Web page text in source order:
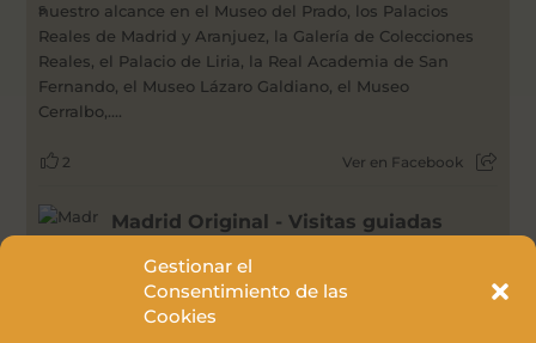
Gestionar el
Consentimiento de las
Cookies
nuestro alcance en el Museo del Prado, los Palacios
Reales de Madrid y Aranjuez, la Galería de Colecciones
Reales, el Palacio de Liria, la Real Academia de San
Fernando, el Museo Lázaro Galdiano, el Museo
Cerralbo,....
2 Ver en Facebook
Madrid Original - Visitas guiadas
La obra de Joana Vasconcelos que nos da la bienvenida
en el Palacio de Liria en cada una de las visitas guiadas